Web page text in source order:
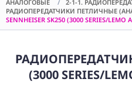
ОБОРУДОВАНИЕ
(STD) СТОЙКИ
(GRP) КРЕПЕЖ
АНАЛОГОВЫЕ
/ 2-1-1.
РАДИОПЕРЕДАТЧИКИ ПЕТЛИЧНЫЕ
SENNHEISER SK250 (3000 SERIES/LEMO
РАДИОПЕРЕДАТЧИК
(3000 SERIES/